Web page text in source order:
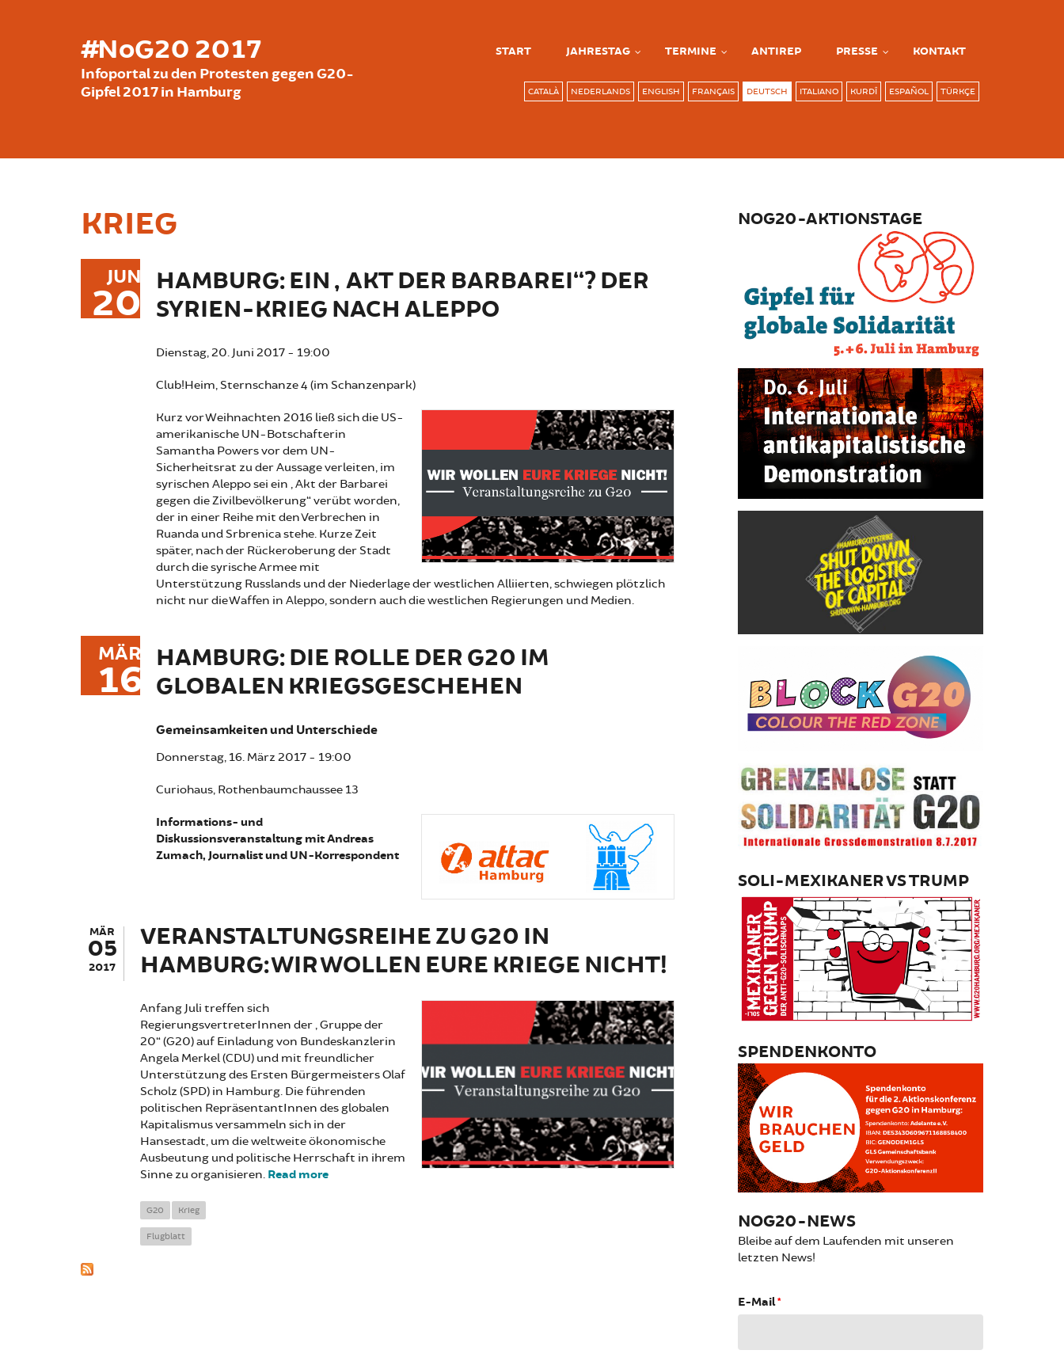
#NoG20 2017
Infoportal zu den Protesten gegen G20-
Gipfel 2017 in Hamburg
START JAHRESTAG TERMINE ANTIREP PRESSE KONTAKT
CATALÀ NEDERLANDS ENGLISH FRANÇAIS DEUTSCH ITALIANO KURDÎ ESPAÑOL TÜRKÇE
KRIEG
JUN
20 HAMBURG: EIN „AKT DER BARBAREI“? DER
SYRIEN-KRIEG NACH ALEPPO
Dienstag, 20. Juni 2017 - 19:00
Club!Heim, Sternschanze 4 (im Schanzenpark)
Kurz vor Weihnachten 2016 ließ sich die US-
amerikanische UN-Botschafterin
Samantha Powers vor dem UN-
Sicherheitsrat zu der Aussage verleiten, im
syrischen Aleppo sei ein „Akt der Barbarei
gegen die Zivilbevölkerung“ verübt worden,
der in einer Reihe mit den Verbrechen in
Ruanda und Srbrenica stehe. Kurze Zeit
später, nach der Rückeroberung der Stadt
durch die syrische Armee mit
Unterstützung Russlands und der Niederlage der westlichen Alliierten, schwiegen plötzlich
nicht nur die Waffen in Aleppo, sondern auch die westlichen Regierungen und Medien.
MÄR
16 HAMBURG: DIE ROLLE DER G20 IM
GLOBALEN KRIEGSGESCHEHEN
Gemeinsamkeiten und Unterschiede
Donnerstag, 16. März 2017 - 19:00
Curiohaus, Rothenbaumchaussee 13
Informations- und
Diskussionsveranstaltung mit Andreas
Zumach, Journalist und UN-Korrespondent
MÄR
05
2017
VERANSTALTUNGSREIHE ZU G20 IN
HAMBURG: WIR WOLLEN EURE KRIEGE NICHT!
Anfang Juli treffen sich
RegierungsvertreterInnen der „Gruppe der
20“ (G20) auf Einladung von Bundeskanzlerin
Angela Merkel (CDU) und mit freundlicher
Unterstützung des Ersten Bürgermeisters Olaf
Scholz (SPD) in Hamburg. Die führenden
politischen RepräsentantInnen des globalen
Kapitalismus versammeln sich in der
Hansestadt, um die weltweite ökonomische
Ausbeutung und politische Herrschaft in ihrem
Sinne zu organisieren. Read more
G20 Krieg
Flugblatt
NOG20-AKTIONSTAGE
SOLI-MEXIKANER VS TRUMP
SPENDENKONTO
NOG20-NEWS
Bleibe auf dem Laufenden mit unseren
letzten News!
E-Mail*